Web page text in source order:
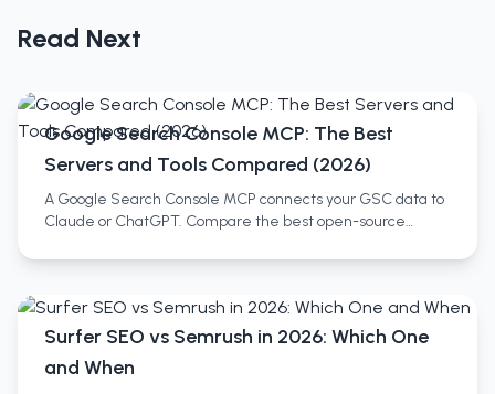
Read Next
Google Search Console MCP: The Best
Servers and Tools Compared (2026)
A Google Search Console MCP connects your GSC data to
Claude or ChatGPT. Compare the best open-source
Surfer SEO vs Semrush in 2026: Which One
and When